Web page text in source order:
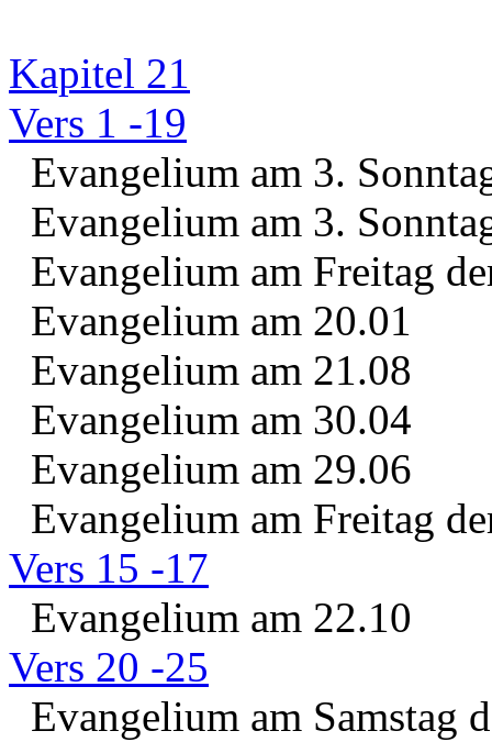
Kapitel 21
Vers 1 -19
Evangelium am 3.
Evangelium am 3.
Evangelium am Freitag
Evangelium am 20.01
Evangelium am 21.08
Evangelium am 30.04
Evangelium am 29.06
Evangelium am Freitag
Vers 15 -17
Evangelium am 22.10
Vers 20 -25
Evangelium am Samstag